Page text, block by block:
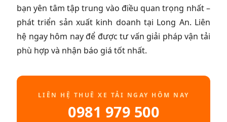
bạn yên tâm tập trung vào điều quan trọng nhất –
phát triển sản xuất kinh doanh tại Long An. Liên
hệ ngay hôm nay để được tư vấn giải pháp vận tải
phù hợp và nhận báo giá tốt nhất.
LIÊN HỆ THUÊ XE TẢI NGAY HÔM NAY
0981 979 500